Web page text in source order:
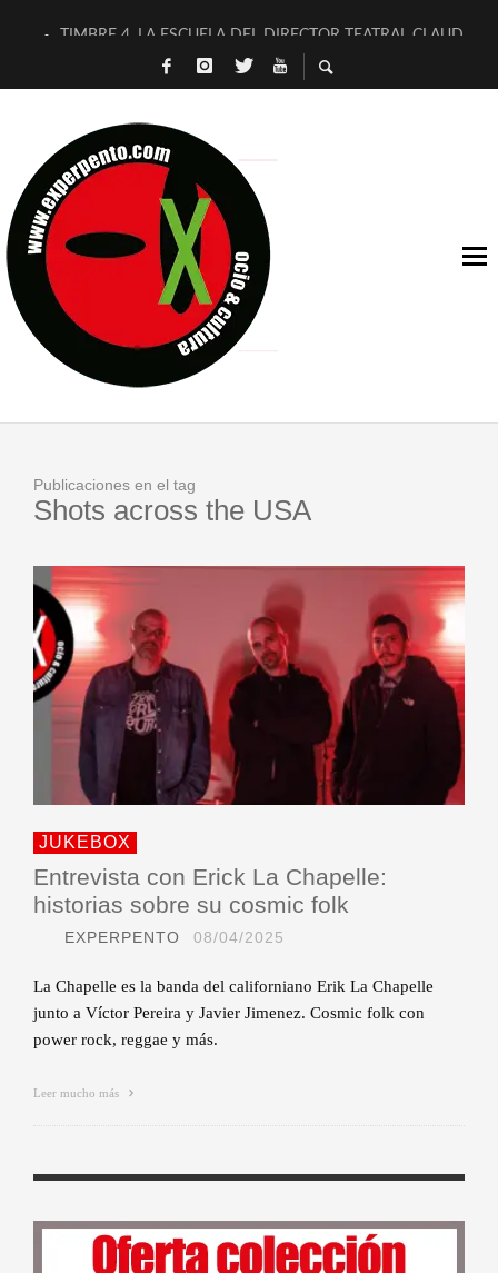
TIMBRE 4, LA ESCUELA DEL DIRECTOR TEATRAL CLAUDIO
30 AÑOS (NO ES NADA) DE LA KATARSIS DEL TOMATAZO
D’BALDOMEROS REINVENTAN [BITÁCORA 3.0] EN EXVITA
MARSHALL FLASH PRESENTA EN EXVITA [RELATIVA
JOFRE BARDAGÍ EN EXVITA INTERPRETANDO A SERRAT
YORCH PRESENTA [CURSO DE ARMONÍA PERSECUTORIA]
MAGALÍ SARE NOS EXPLICA [DESCASADA]
«NO TENGO PUTOS SUEÑOS»
Publicaciones en el tag
Shots across the USA
JUKEBOX
Entrevista con Erick La Chapelle:
historias sobre su cosmic folk
EXPERPENTO 08/04/2025
La Chapelle es la banda del californiano Erik La Chapelle
junto a Víctor Pereira y Javier Jimenez. Cosmic folk con
power rock, reggae y más.
Leer mucho más